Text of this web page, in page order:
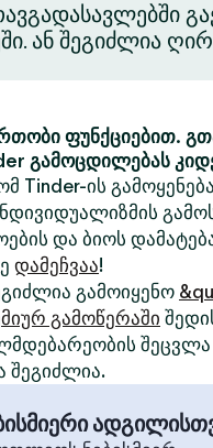
ან შეგიძლია
ფუნქციებით.
გამოცდილებას
Tinder-ის
და ბიოს
დამეჩვაა!
გამოიყენო
გამოწერაში
შეცვლა
შეგიძლია.